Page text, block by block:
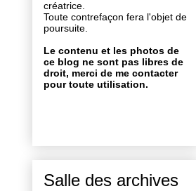
créatrice.
Toute contrefaçon fera l'objet de
poursuite.
Le contenu et les photos de
ce blog ne sont pas libres de
droit, merci de me contacter
pour toute utilisation.
Salle des archives